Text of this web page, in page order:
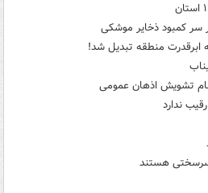
سر کمبود ذخایر موشکی
به ابرقدرت منطقه تبدیل شد!
ندارد
سرسختی هستند